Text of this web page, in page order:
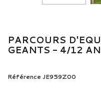
PARCOURS
GEANTS - 4/12
Référence JE959Z00